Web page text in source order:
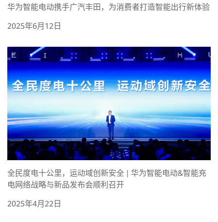
华为智能电动携手广汽丰田，为消费者打造智能出行新体验
2025年6月12日
全民度电十公里，运动域创新安全 | 华为智能电动&智能充
电网络战略与新品发布会顺利召开
2025年4月22日